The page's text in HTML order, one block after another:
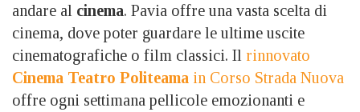
andare al cinema. Pavia offre una vasta scelta di
cinema, dove poter guardare le ultime uscite
cinematografiche o film classici. Il rinnovato
Cinema Teatro Politeama in Corso Strada Nuova
offre ogni settimana pellicole emozionanti e